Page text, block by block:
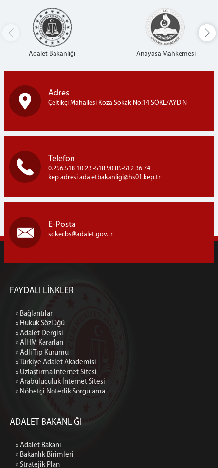
Faaliyetlerimiz
İcra Müdürlüğü
İlçe Seçim Kurulu Başkanlığı
Adalet Bakanlığı Anayasa Mahkemesi
Adres
Çeltikçi Mahallesi Koza Sokak No:14 SÖKE/AYDIN
Telefon
0.256.518 10 23 -518 90 85-512 36 74
kep adresi adaletbakanligi@hs01.kep.tr
E-Posta
sokecbs adalet.gov.tr
FAYDALI LİNKLER
» Bağlantılar
» Hukuk Sözlüğü
» Adalet Dergisi
» AİHM Kararları
» Adli Tıp Kurumu
» Türkiye Adalet Akademisi
» Uzlaştırma İnternet Sitesi
» Arabuluculuk İnternet Sitesi
» Nöbetçi Noterlik Sorgulama
ADALET BAKANLIĞI
» Adalet Bakanı
» Bakanlık Birimleri
» Stratejik Plan